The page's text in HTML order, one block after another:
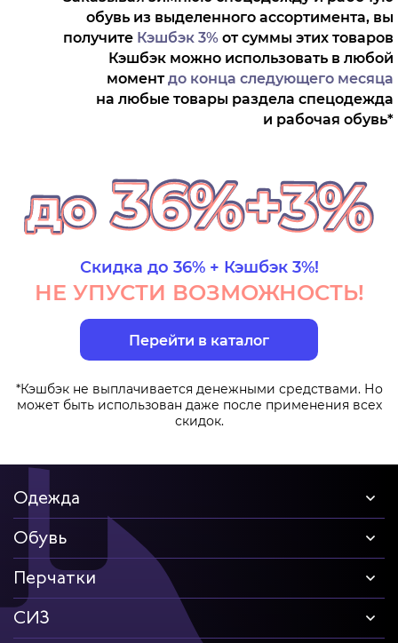
обувь из выделенного ассортимента, вы
получите Кэшбэк 3%от суммы этих товаров
Кэшбэк можно использовать в любой
моментдо конца следующего месяца
на любые товары раздела спецодежда
и рабочая обувь*
Скидка до 36% + Кэшбэк 3%!
НЕ УПУСТИ ВОЗМОЖНОСТЬ!
Перейти в каталог
*Кэшбэк не выплачивается денежными средствами. Но
может быть использован даже после применения всех
скидок.
Одежда
Обувь
Перчатки
СИЗ